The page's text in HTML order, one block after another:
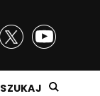
SZUKAJ